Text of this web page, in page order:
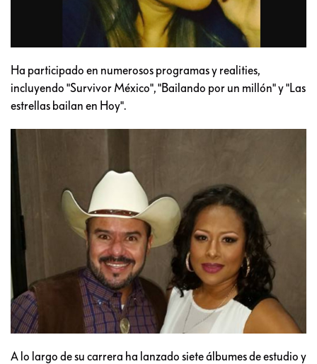
Ha participado en numerosos programas y realities,
incluyendo "Survivor México", "Bailando por un millón" y "Las
estrellas bailan en Hoy".
A lo largo de su carrera ha lanzado siete álbumes de estudio y